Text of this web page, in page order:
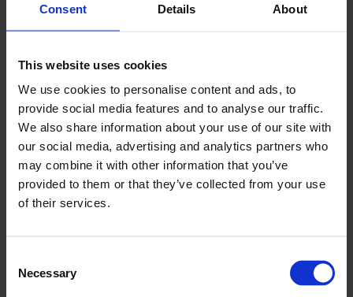
Consent Details About
This website uses cookies
We use cookies to personalise content and ads, to
provide social media features and to analyse our traffic.
We also share information about your use of our site with
our social media, advertising and analytics partners who
may combine it with other information that you’ve
provided to them or that they’ve collected from your use
of their services.
Selection
Necessary
terenowych
przewagi konkurencyjnej w podstawowy wymóg dla
firm usługowych. Firmy, które nadal polegają na
procesach manualnych, są nie tylko wolniejsze.
Działają z ograniczoną widocznością, opóźnionym
podejmowaniem decyzji i niepotrzebnym ryzykiem
operacyjnym.
Najbardziej praktycznym punktem wyjścia jest
papierowej, opóźnione raportowanie i powielone